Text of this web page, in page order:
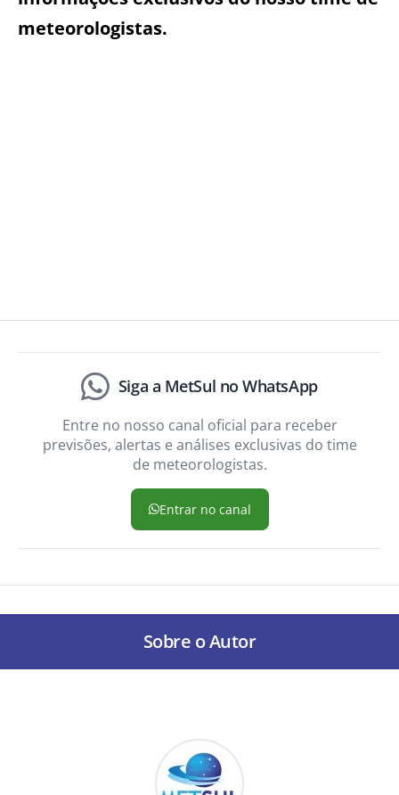
meteorologistas.
Siga a MetSul no WhatsApp
Entre no nosso canal oficial para receber
previsões, alertas e análises exclusivas do time
de meteorologistas.
Entrar no canal
Sobre o Autor